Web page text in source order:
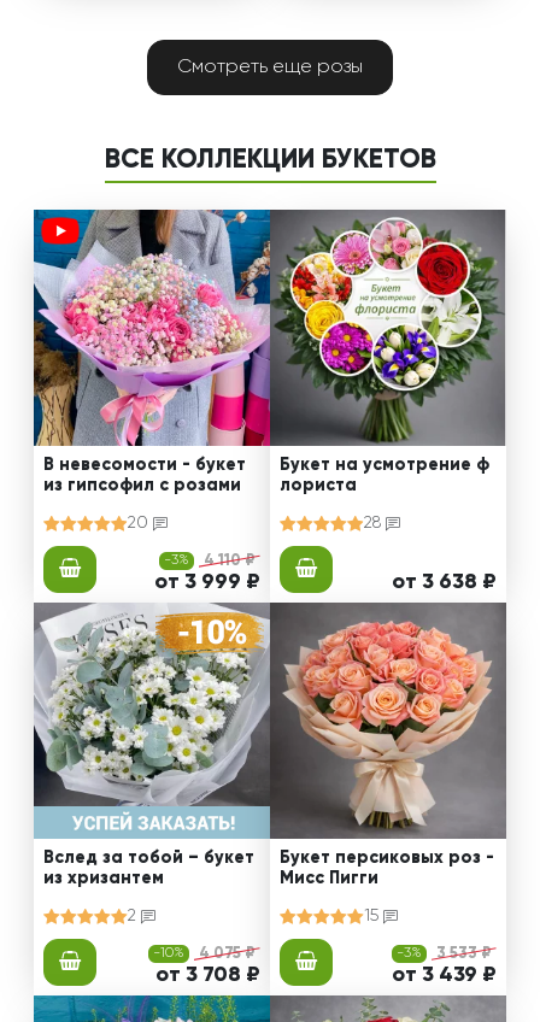
Смотреть еще розы
ВСЕ КОЛЛЕКЦИИ БУКЕТОВ
В невесомости - букет
из гипсофил с розами
20
-3% 4 110 ₽
от 3 999 ₽
Букет на усмотрение ф
лориста
28
от 3 638 ₽
Вслед за тобой – букет
из хризантем
2
-10% 4 075 ₽
от 3 708 ₽
Букет персиковых роз -
Мисс Пигги
15
-3% 3 533 ₽
от 3 439 ₽